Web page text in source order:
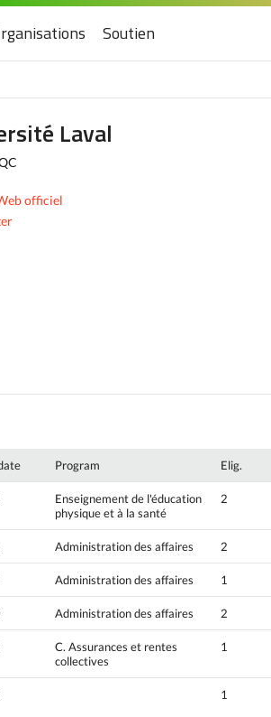
Soutien
Laval
officiel
Program Elig.
Enseignement de l'éducation
physique et à la santé
2
Administration des affaires 2
Administration des affaires 1
Administration des affaires 2
C. Assurances et rentes
collectives
1
1